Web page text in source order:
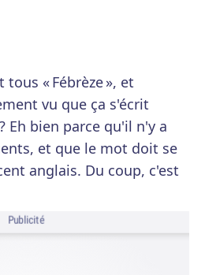
« Fébrèze », et
vu que ça s'écrit
Eh bien parce qu'il n'y a
et que le mot doit se
anglais. Du coup, c'est
Publicité